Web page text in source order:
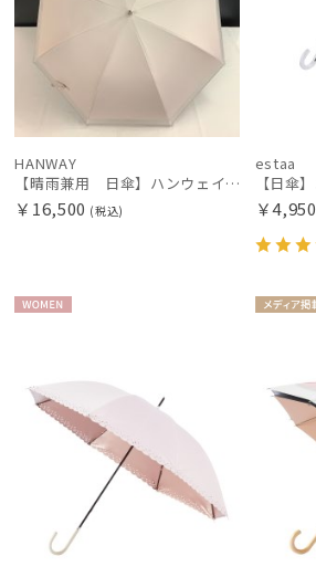
HANWAY
【晴雨兼用 日傘】ハンウェイ（ＨＡＮＷＡＹ）See-through border（シースルー・ボーダー）
￥16,500 (税込)
estaa
￥4,950